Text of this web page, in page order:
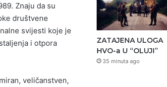
Znaju da su
društvene
svijesti koje je
i otpora
veličanstven,
ZATAJENA ULOGA
HVO-a U “OLUJI”
35 minuta ago